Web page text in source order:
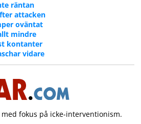
räntan
attacken
oväntat
mindre
kontanter
vidare
fokus på icke-interventionism.